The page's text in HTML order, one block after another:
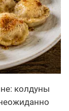
колдуны